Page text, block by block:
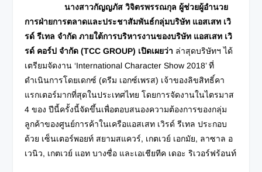
นางสาวกัญญภัส วิจิตรพรรณกุล ผู้ช่วยผู้อำนวย
การฝ่ายการตลาดและประชาสัมพันธ์กลุ่มบริษัท แอสเสท เวิ
รด์ รีเทล จำกัด ภายใต้การบริหารงานของบริษัท แอสเสท เวิ
รด์ คอร์ป จำกัด (TCC GROUP) เปิดเผยว่า ล่าสุดบริษัทฯ ได้
เตรียมจัดงาน ‘International Character Show 2018’ ที่
ดำเนินการโดยเดกซ์ (ดรีม เอกซ์เพรส) เจ้าของลิขสิทธิ์คา
แรกเตอร์มากที่สุดในประเทศไทย โดยการจัดงานในไตรมาส
4 ของ ปีนี้ครั้งนี้จัดขึ้นเพื่อตอบสนองความต้องการของกลุ่ม
ลูกค้าของศูนย์การค้าในเครือแอสเสท เวิรด์ รีเทล ประกอบ
ด้วย เซ็นเตอร์พอยท์ สยามสแควร์, เกตเวย์ เอกมัย, ลาซาล อ
เวนิว, เกตเวย์ แอท บางซื่อ และเอเชียทีค เดอะ ริเวอร์ฟร้อนท์